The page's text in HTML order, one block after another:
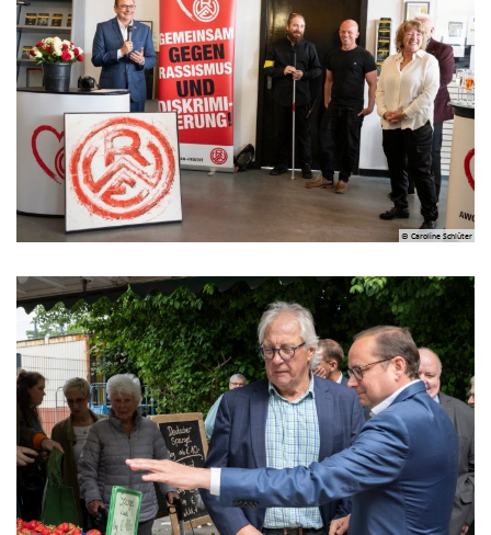
© Caroline Schlüter